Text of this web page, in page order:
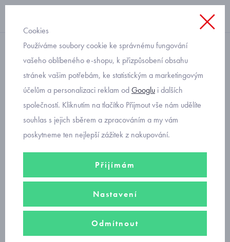
větrovky
kojenecká přechodová
růžová bunda Mayoral
1473-70
Cookies
Používáme soubory cookie ke správnému fungování
vašeho oblíbeného e-shopu, k přizpůsobení obsahu
stránek vašim potřebám, ke statistickým a marketingovým
účelům a personalizaci reklam odGooglu i dalších
společností. Kliknutím na tlačítko Přijmout vše nám udělíte
souhlas s jejich sběrem a zpracováním a my vám
poskytneme ten nejlepší zážitek z nakupování.
Přijímám
Nastavení
Odmítnout